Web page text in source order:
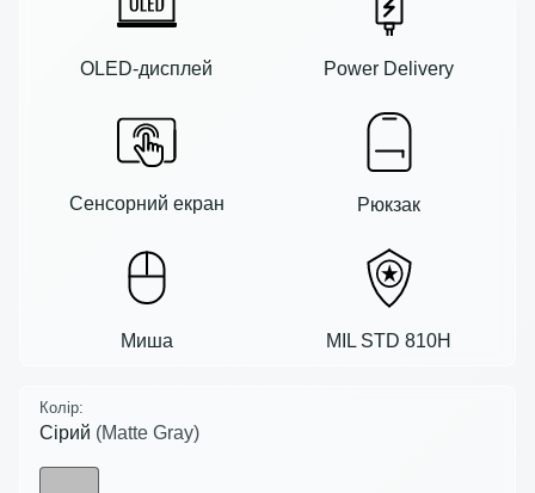
OLED-дисплей Power Delivery
Сенсорний екран Рюкзак
Миша MIL STD 810H
Колір:
Сірий (Matte Gray)